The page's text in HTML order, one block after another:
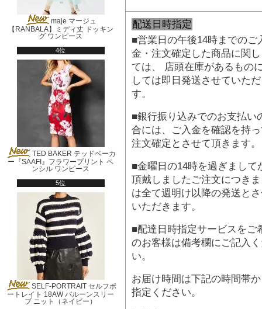
maje マージュ
【RANBALA】ミディ丈 ドッキン
グ ワンピース
4位
TED BAKER テッドベーカ
ー『SAAFI』フラワープリント ペ
ンシル ワンピース
5位
SELF-PORTRAIT セルフポ
ートレイト 18AW バルーンスリー
ブ ニット（ネイビー）
配送日時指定
■営業日の午後14時までのご
金・注文確定した商品に関
ては、 店頭在庫があるもの
しては即日発送させていた
す。
■銀行振り込みでのお支払い
合には、ご入金を確認を持
注文確定とさせて頂きます。
■金曜日の14時を過ぎまして
頂戴しましたご注文につき
は全て週明け以降の発送と
いただきます。
■配達日時指定サービスをご
のお客様は備考欄にご記入
い。
お届け時間は下記の時間帯
指定ください。